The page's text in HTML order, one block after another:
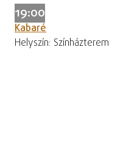
19:00
Kabaré
Helyszín: Színházterem